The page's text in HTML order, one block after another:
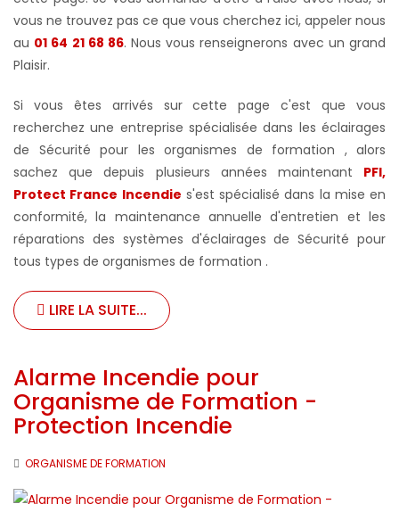
vous ne trouvez pas ce que vous cherchez ici, appeler nous
au 01 64 21 68 86. Nous vous renseignerons avec un grand
Plaisir.
Si vous êtes arrivés sur cette page c'est que vous
recherchez une entreprise spécialisée dans les éclairages
de Sécurité pour les organismes de formation , alors
sachez que depuis plusieurs années maintenant PFI,
Protect France Incendie s'est spécialisé dans la mise en
conformité, la maintenance annuelle d'entretien et les
réparations des systèmes d'éclairages de Sécurité pour
tous types de organismes de formation .
LIRE LA SUITE...
Alarme Incendie pour
Organisme de Formation -
Protection Incendie
ORGANISME DE FORMATION